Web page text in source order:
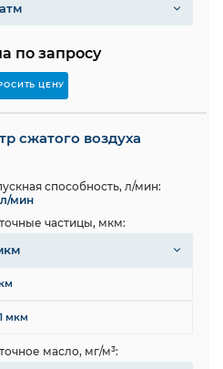
по запросу
ЦЕНУ
сжатого воздуха
способность, л/мин:
л/мин
частицы, мкм:
мкм
масло, мг/м³: